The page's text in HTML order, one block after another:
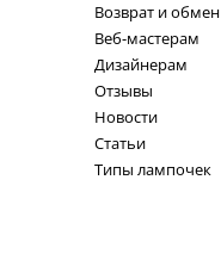
Возврат и обмен
Веб-мастерам
Дизайнерам
Отзывы
Новости
Статьи
Типы лампочек